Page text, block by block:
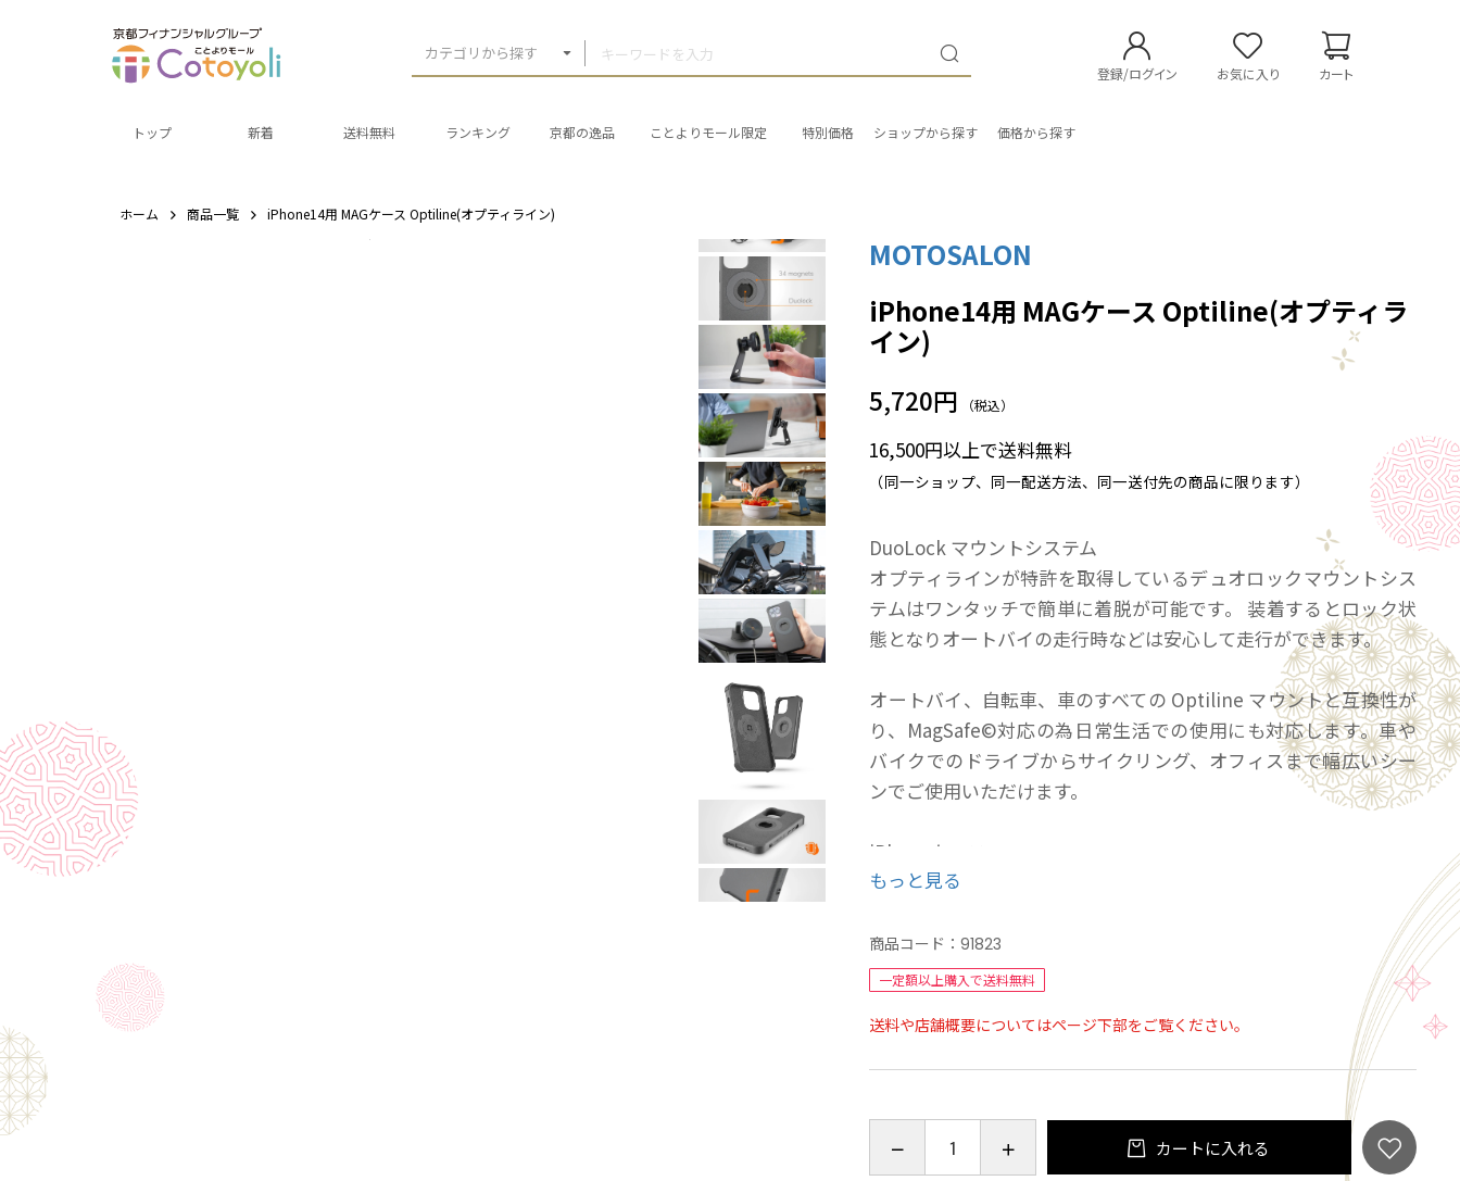
カテゴリから探す
登録/ログイン お気に入り カート
トップ 新着 送料無料 ランキング 京都の逸品 ことよりモール限定 特別価格 ショップから探す 価格から探す
ホーム 商品一覧 iPhone14用 MAGケース Optiline(オプティライン)
MOTOSALON
iPhone14用 MAGケース Optiline(オプティラ
イン)
5,720円 （税込）
16,500円以上で送料無料
（同一ショップ、同一配送方法、同一送付先の商品に限ります）
DuoLock マウントシステム
オプティラインが特許を取得しているデュオロックマウントシス
テムはワンタッチで簡単に着脱が可能です。 装着するとロック状
態となりオートバイの走行時などは安心して走行ができます。
オートバイ、自転車、車のすべての Optiline マウントと互換性が
り、MagSafe©対応の為日常生活での使用にも対応します。車や
バイクでのドライブからサイクリング、オフィスまで幅広いシー
ンでご使用いただけます。
iPhoneケース
ケース本体は耐久性が高く、衝撃、傷、偶発的な落下による損傷
からiPhoneを保護します。 シンプルでモダンなケースのデザイン
は機能性と美しさを兼ね備えています。
※走行中にiPhoneが誤って落下するのを防ぐために、ケースをオ
ートバイや自転車に固定できる安全リードが付属しています。
MagSafe©対応
ケース内に34個のマグネットが内蔵されており、Apple社の
MagSafe対応製品も使用可能です。 ケース内の磁石は、車や日常
使用のために携帯電話を 別売のOptiline 磁気マウントにしっかり
もっと見る
商品コード：91823
一定額以上購入で送料無料
送料や店舗概要についてはページ下部をご覧ください。
カートに入れる